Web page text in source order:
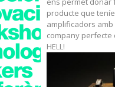
producte que
amplificadors
company perfecte
HELL!